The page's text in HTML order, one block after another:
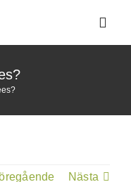
Kliniker och
Nästa